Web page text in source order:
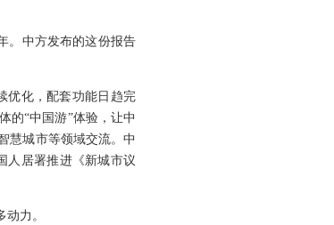
。中方发布的这份报告
优化，配套功能日趋完
的“中国游”体验，让中
慧城市等领域交流。中
人居署推进《新城市议
力。